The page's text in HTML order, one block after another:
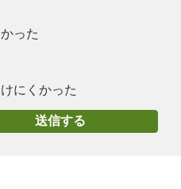
った
にくかった